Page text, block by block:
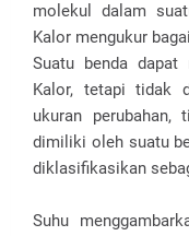
molekul dalam
Kalor mengukur
Suatu benda dapat
Kalor, tetapi tidak
ukuran perubahan,
dimiliki oleh suatu
diklasifikasikan
Suhu